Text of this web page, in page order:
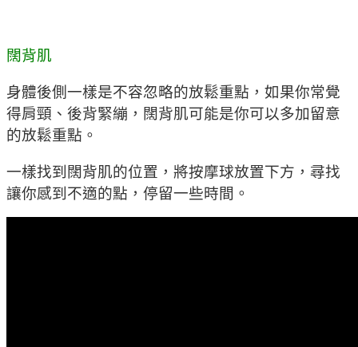
闊背肌
身體後側一樣是不容忽略的放鬆重點，如果你常覺
得肩頸、後背緊繃，闊背肌可能是你可以多加留意
的放鬆重點。
一樣找到闊背肌的位置，將按摩球放置下方，尋找
讓你感到不適的點，停留一些時間。